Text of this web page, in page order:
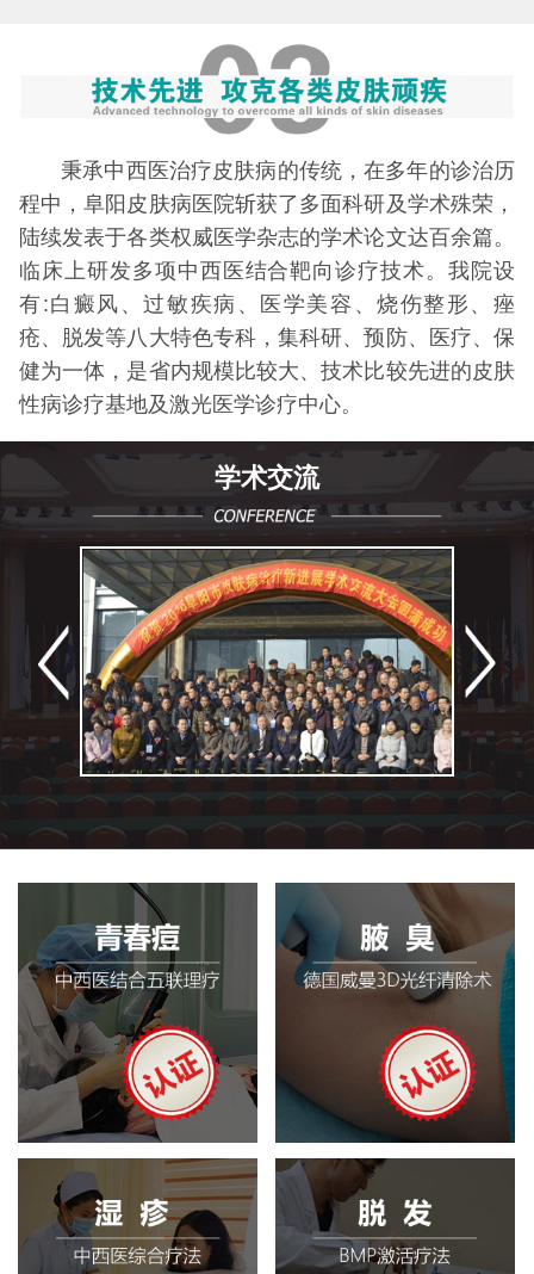
秉承中西医治疗皮肤病的传统，在多年的诊治历
程中，阜阳皮肤病医院斩获了多面科研及学术殊荣，
陆续发表于各类权威医学杂志的学术论文达百余篇。
临床上研发多项中西医结合靶向诊疗技术。我院设
有:白癜风、过敏疾病、医学美容、烧伤整形、痤
疮、脱发等八大特色专科，集科研、预防、医疗、保
健为一体，是省内规模比较大、技术比较先进的皮肤
性病诊疗基地及激光医学诊疗中心。
学术交流